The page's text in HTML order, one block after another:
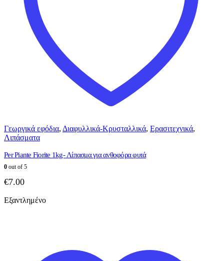
Γεωργικά εφόδια, Διαφυλλικά-Κρυσταλλικά, Ερασιτεχνικά,
Λιπάσματα
Per Piante Fiorite 1kg- Λίπασμα για ανθοφόρα φυτά
0 out of 5
€7.00
Εξαντλημένο